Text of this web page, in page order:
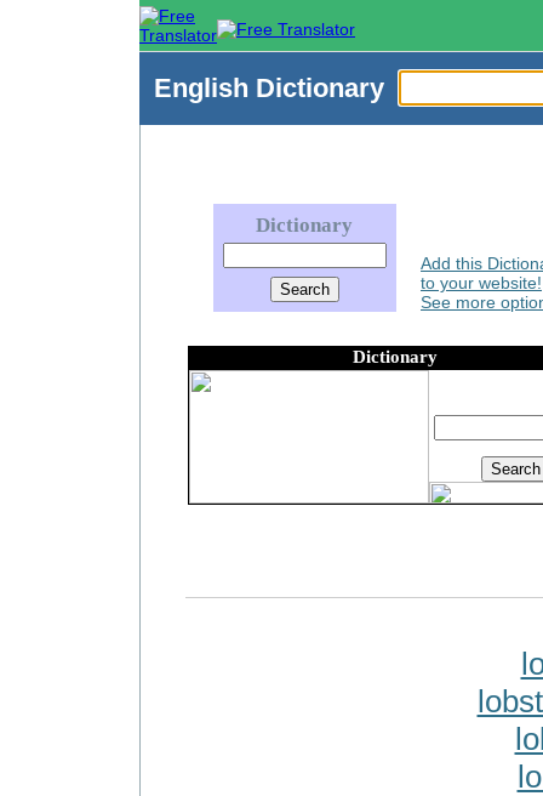
English Dictionary
Dictionary
Add this
to your website!
See more
Dictionary